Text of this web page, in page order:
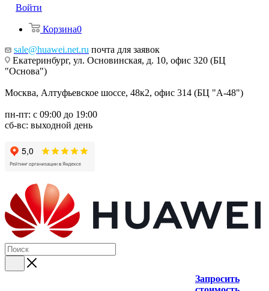
Войти
Корзина0
sale@huawei.net.ru почта для заявок
Екатеринбург, ул. Основинская, д. 10, офис 320 (БЦ
"Основа")
Москва, Алтуфьевское шоссе, 48к2, офис 314 (БЦ "А-48")
пн-пт: с 09:00 до 19:00
сб-вс: выходной день
Запросить